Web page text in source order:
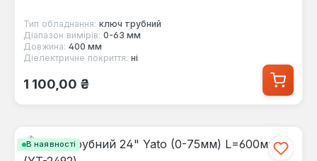
Тип обладнання: ключ трубний
Діапазон вимірів: 0-63 мм
Довжина: 400 мм
Діелектричне покриття: ні
Звичайна ціна:
1 100,00 ₴
В наявності